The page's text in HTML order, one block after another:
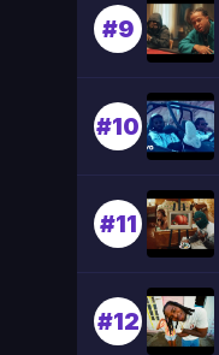
#9
#10
#11
#12